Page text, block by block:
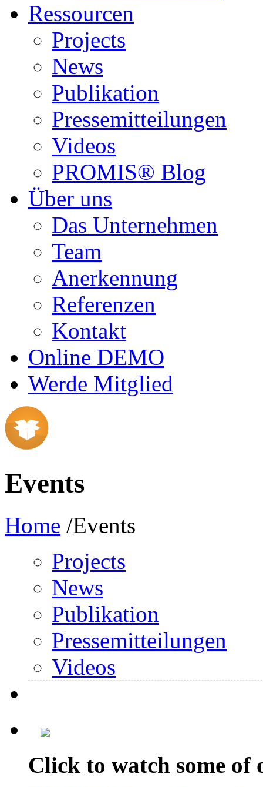
Ressourcen
Projects
News
Publikation
Pressemitteilungen
Videos
PROMIS® Blog
Über uns
Das Unternehmen
Team
Anerkennung
Referenzen
Kontakt
Online DEMO
Werde Mitglied
Events
Home /Events
Projects
News
Publikation
Pressemitteilungen
Videos
Click to watch some of